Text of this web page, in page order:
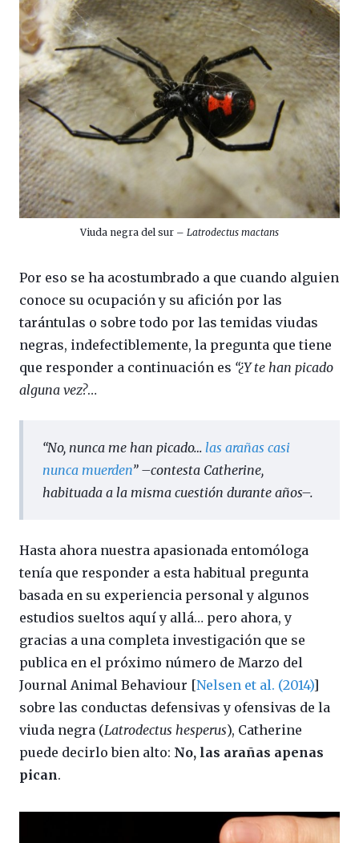
Viuda negra del sur – Latrodectus mactans
Por eso se ha acostumbrado a que cuando alguien
conoce su ocupación y su afición por las
tarántulas o sobre todo por las temidas viudas
negras, indefectiblemente, la pregunta que tiene
que responder a continuación es “¿Y te han picado
alguna vez?…
“No, nunca me han picado… las arañas casi
nunca muerden” –contesta Catherine,
habituada a la misma cuestión durante años–.
Hasta ahora nuestra apasionada entomóloga
tenía que responder a esta habitual pregunta
basada en su experiencia personal y algunos
estudios sueltos aquí y allá… pero ahora, y
gracias a una completa investigación que se
publica en el próximo número de Marzo del
Journal Animal Behaviour [Nelsen et al. (2014)]
sobre las conductas defensivas y ofensivas de la
viuda negra (Latrodectus hesperus), Catherine
puede decirlo bien alto: No, las arañas apenas
pican.